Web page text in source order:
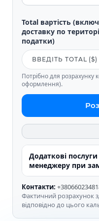
Total вартість
доставку по
податки)
Потрібно для розрахунку
оформлення).
Додаткові
менеджеру при
Контакти:
Фактичний розрахунок
відповідно до цього